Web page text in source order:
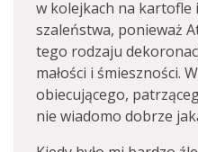
w kolejkach na kartofle
szaleństwa, ponieważ
tego rodzaju
małości i śmieszności.
obiecującego,
nie wiadomo dobrze